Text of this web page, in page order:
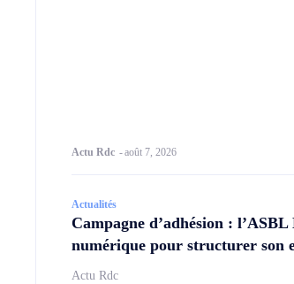
Actu Rdc -août 7, 2026
Actualités
Campagne d’adhésion :
numérique pour structurer son
Actu Rdc